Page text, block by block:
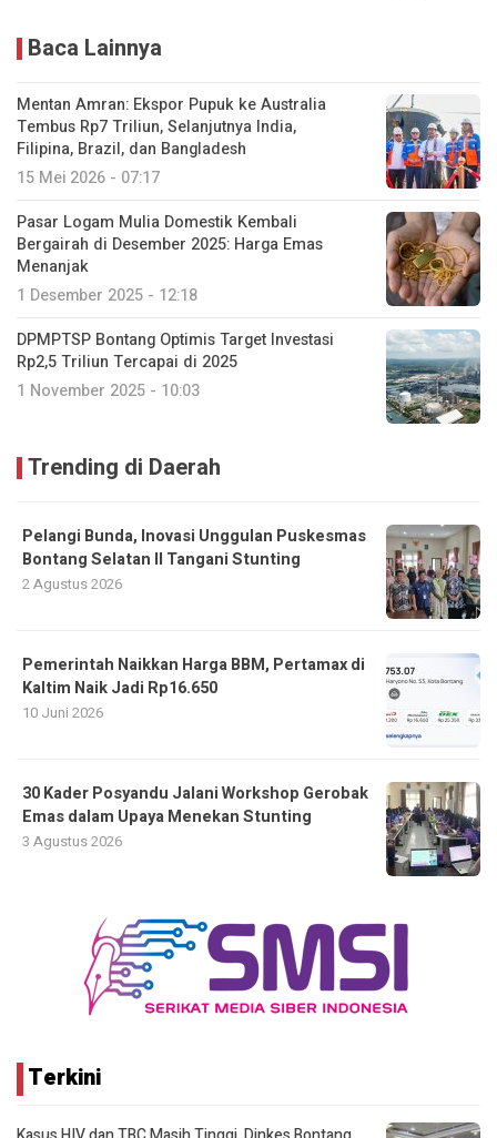
Baca Lainnya
Mentan Amran: Ekspor Pupuk ke Australia
Tembus Rp7 Triliun, Selanjutnya India,
Filipina, Brazil, dan Bangladesh
15 Mei 2026 - 07:17
Pasar Logam Mulia Domestik Kembali
Bergairah di Desember 2025: Harga Emas
Menanjak
1 Desember 2025 - 12:18
DPMPTSP Bontang Optimis Target Investasi
Rp2,5 Triliun Tercapai di 2025
1 November 2025 - 10:03
Trending di Daerah
Pelangi Bunda, Inovasi Unggulan Puskesmas
Bontang Selatan II Tangani Stunting
2 Agustus 2026
Pemerintah Naikkan Harga BBM, Pertamax di
Kaltim Naik Jadi Rp16.650
10 Juni 2026
30 Kader Posyandu Jalani Workshop Gerobak
Emas dalam Upaya Menekan Stunting
3 Agustus 2026
Terkini